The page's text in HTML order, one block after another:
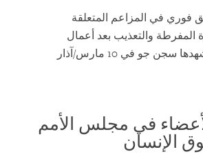
فوري في المزاعم المتعلقة
المفرطة والتعذيب بعد أعمال
الشغب التي شهدها سجن جو في 10 مارس/آذار
في مجلس الأمم
الإنسان